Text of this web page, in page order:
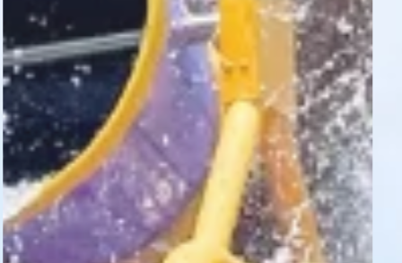
雨の日でも楽しもう
ご利用案内 法人利用
リンク集 プライバシーポリシー
コミュニティガイドライン サイトマップ
採用情報